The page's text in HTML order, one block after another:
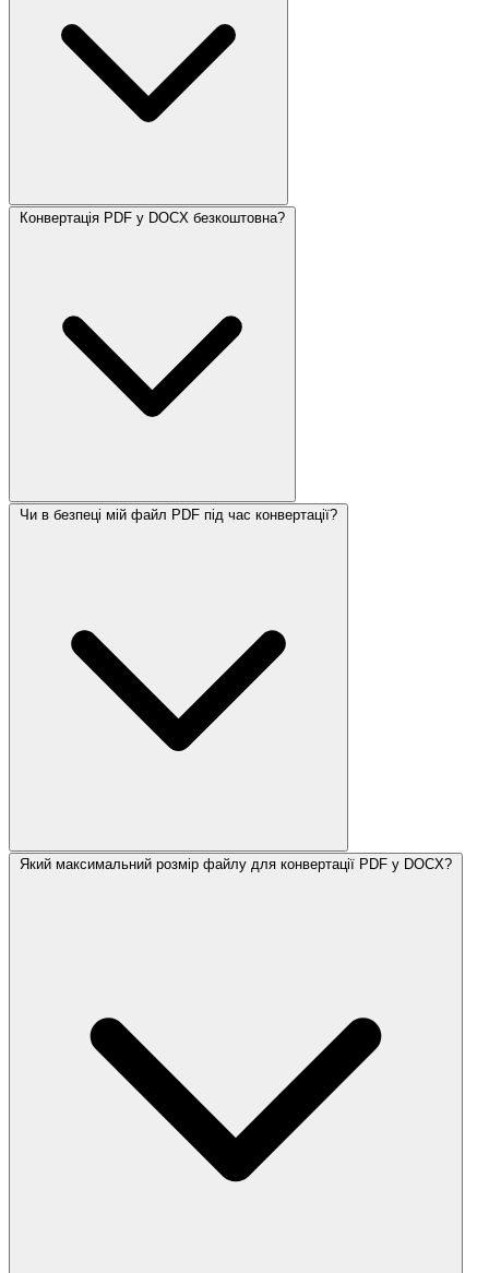
Конвертація PDF у DOCX безкоштовна?
Чи в безпеці мій файл PDF під час конвертації?
Який максимальний розмір файлу для конвертації PDF у DOCX?